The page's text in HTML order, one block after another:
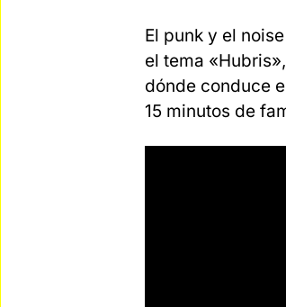
El punk y el
el tema
dónde conduce
15 minutos de